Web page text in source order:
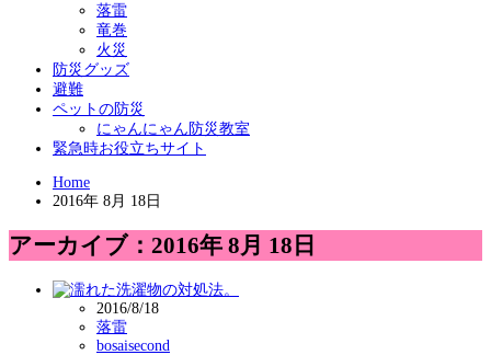
落雷
竜巻
火災
防災グッズ
避難
ペットの防災
にゃんにゃん防災教室
緊急時お役立ちサイト
Home
2016年 8月 18日
アーカイブ：2016年 8月 18日
2016/8/18
落雷
bosaisecond